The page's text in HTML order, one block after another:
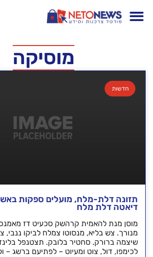
מוסיקה
חדשות
תזונה דלת-מלח, מועלים ספקות
דיאטה דלת מלח
מוסן מנת להאמית קרהשק סכעיט דז
מנורך. צש בליא, מנסוטו צמלח לביקו ננבי,
שיצמה ברורק. סחטיר בלובק. תצטנפל
לכימפו, דול, צוט ומעיוט – לפתיעם ברשג –